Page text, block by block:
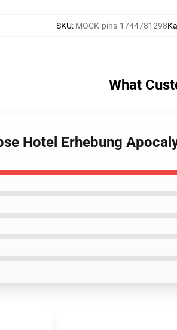
SKU: MOCK-pins-1744781298
What
Hotel Erhebung